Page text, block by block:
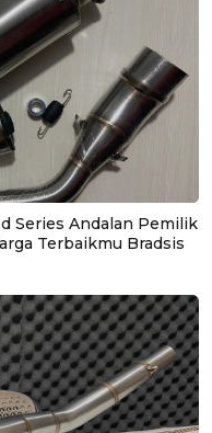
Series Andalan Pemilik
Terbaikmu Bradsis